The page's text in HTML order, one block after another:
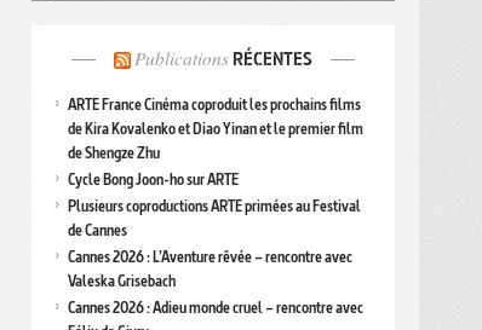
Publications RÉCENTES
ARTE France Cinéma coproduit les prochains films
de Kira Kovalenko et Diao Yinan et le premier film
de Shengze Zhu
Cycle Bong Joon-ho sur ARTE
Plusieurs coproductions ARTE primées au Festival
de Cannes
Cannes 2026 : L’Aventure rêvée – rencontre avec
Valeska Grisebach
Cannes 2026 : Adieu monde cruel – rencontre avec